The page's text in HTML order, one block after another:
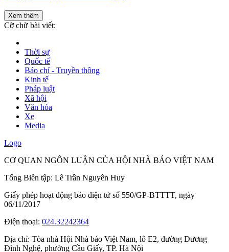
Xem thêm
Cỡ chữ bài viết:
Thời sự
Quốc tế
Báo chí - Truyền thông
Kinh tế
Pháp luật
Xã hội
Văn hóa
Xe
Media
Logo
CƠ QUAN NGÔN LUẬN CỦA HỘI NHÀ BÁO VIỆT NAM
Tổng Biên tập: Lê Trần Nguyên Huy
Giấy phép hoạt động báo điện tử số 550/GP-BTTTT, ngày
06/11/2017
Điện thoại: 024.32242364
Địa chỉ: Tòa nhà Hội Nhà báo Việt Nam, lô E2, đường Dương
Đình Nghệ, phường Cầu Giấy, TP. Hà Nội